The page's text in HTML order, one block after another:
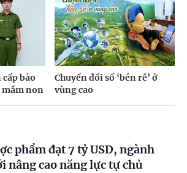
bảo
mầm non
Chuyển đổi số ‘bén rễ’ ở
vùng cao
phẩm đạt 7 tỷ USD, ngành
nâng cao năng lực tự chủ